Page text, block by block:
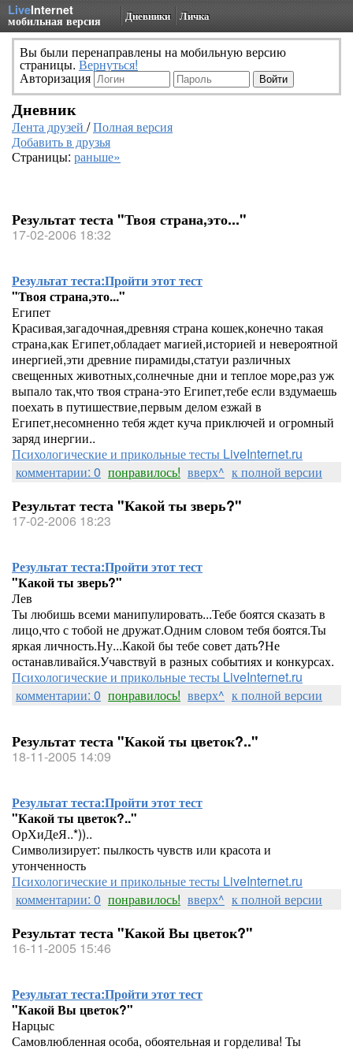
LiveInternet
мобильная версия Дневники Личка
Вы были перенаправлены на мобильную версию
страницы. Вернуться!
Авторизация
Дневник
Лента друзей /Полная версия
Добавить в друзья
Страницы: раньше»
Результат теста "Твоя страна,это..."
17-02-2006 18:32
Результат теста:Пройти этот тест
"Твоя страна,это..."
Египет
Красивая,загадочная,древняя страна кошек,конечно такая
страна,как Египет,обладает магией,историей и невероятной
инергией,эти древние пирамиды,статуи различных
свещенных животных,солнечные дни и теплое море,раз уж
выпало так,что твоя страна-это Египет,тебе если вздумаешь
поехать в путишествие,первым делом езжай в
Египет,несомненно тебя ждет куча приключей и огромный
заряд инергии..
Психологические и прикольные тесты LiveInternet.ru
комментарии: 0 понравилось! вверх^ к полной версии
Результат теста "Какой ты зверь?"
17-02-2006 18:23
Результат теста:Пройти этот тест
"Какой ты зверь?"
Лев
Ты любишь всеми манипулировать...Тебе боятся сказать в
лицо,что с тобой не дружат.Одним словом тебя боятся.Ты
яркая личность.Ну...Какой бы тебе совет дать?Не
останавливайся.Учавствуй в разных событиях и конкурсах.
Психологические и прикольные тесты LiveInternet.ru
комментарии: 0 понравилось! вверх^ к полной версии
Результат теста "Какой ты цветок?.."
18-11-2005 14:09
Результат теста:Пройти этот тест
"Какой ты цветок?.."
ОрХиДеЯ..*))..
Символизирует: пылкость чувств или красота и
утонченность
Психологические и прикольные тесты LiveInternet.ru
комментарии: 0 понравилось! вверх^ к полной версии
Результат теста "Какой Вы цветок?"
16-11-2005 15:46
Результат теста:Пройти этот тест
"Какой Вы цветок?"
Нарцыс
Самовлюбленная особа, обоятельная и горделива! Ты